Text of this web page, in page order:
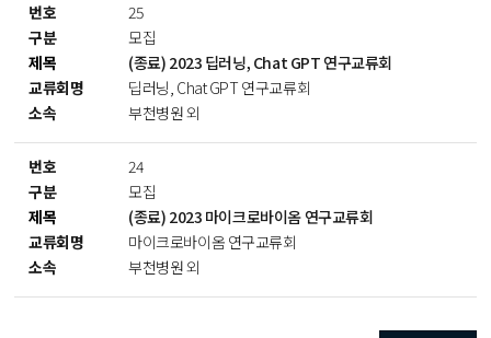
25
모집
(종료) 2023 딥러닝, Chat GPT 연구교류회
딥러닝, Chat GPT 연구교류회
부천병원 외
24
모집
(종료) 2023 마이크로바이옴 연구교류회
마이크로바이옴 연구교류회
부천병원 외